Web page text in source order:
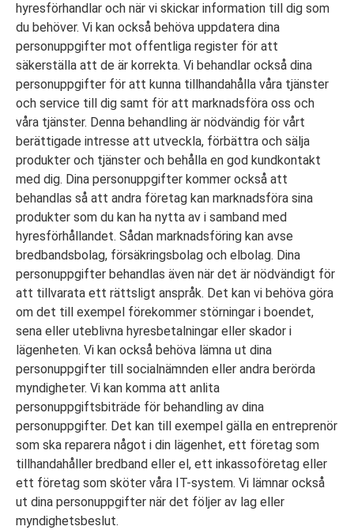
hyresförhandlar och när vi skickar information till dig som
du behöver. Vi kan också behöva uppdatera dina
personuppgifter mot offentliga register för att
säkerställa att de är korrekta. Vi behandlar också dina
personuppgifter för att kunna tillhandahålla våra tjänster
och service till dig samt för att marknadsföra oss och
våra tjänster. Denna behandling är nödvändig för vårt
berättigade intresse att utveckla, förbättra och sälja
produkter och tjänster och behålla en god kundkontakt
med dig. Dina personuppgifter kommer också att
behandlas så att andra företag kan marknadsföra sina
produkter som du kan ha nytta av i samband med
hyresförhållandet. Sådan marknadsföring kan avse
bredbandsbolag, försäkringsbolag och elbolag. Dina
personuppgifter behandlas även när det är nödvändigt för
att tillvarata ett rättsligt anspråk. Det kan vi behöva göra
om det till exempel förekommer störningar i boendet,
sena eller uteblivna hyresbetalningar eller skador i
lägenheten. Vi kan också behöva lämna ut dina
personuppgifter till socialnämnden eller andra berörda
myndigheter. Vi kan komma att anlita
personuppgiftsbiträde för behandling av dina
personuppgifter. Det kan till exempel gälla en entreprenör
som ska reparera något i din lägenhet, ett företag som
tillhandahåller bredband eller el, ett inkassoföretag eller
ett företag som sköter våra IT-system. Vi lämnar också
ut dina personuppgifter när det följer av lag eller
myndighetsbeslut.